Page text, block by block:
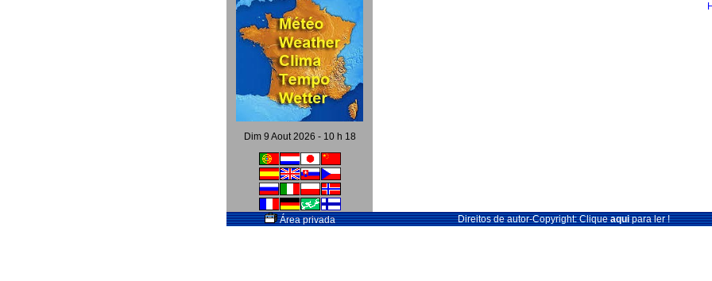
Dim 9 Aout 2026 - 10 h 18
Área privada Direitos de autor-Copyright: Cliqueaquipara ler !